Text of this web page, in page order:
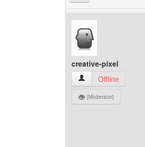
creative-pixel
creative-pixel Profilo
Offline
[Moderator]